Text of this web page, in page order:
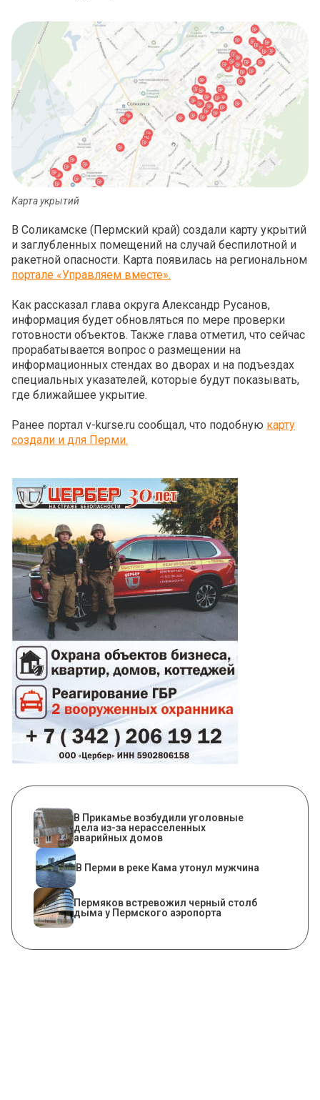
Карта укрытий
В Соликамске (Пермский край) создали карту укрытий
и заглубленных помещений на случай беспилотной и
ракетной опасности. Карта появилась на региональном
портале «Управляем вместе».
Как рассказал глава округа Александр Русанов,
информация будет обновляться по мере проверки
готовности объектов. Также глава отметил, что сейчас
прорабатывается вопрос о размещении на
информационных стендах во дворах и на подъездах
специальных указателей, которые будут показывать,
где ближайшее укрытие.
Ранее портал v-kurse.ru сообщал, что подобную карту
создали и для Перми.
В Прикамье возбудили уголовные
дела из-за нерасселенных
аварийных домов
В Перми в реке Кама утонул мужчина
Пермяков встревожил черный столб
дыма у Пермского аэропорта